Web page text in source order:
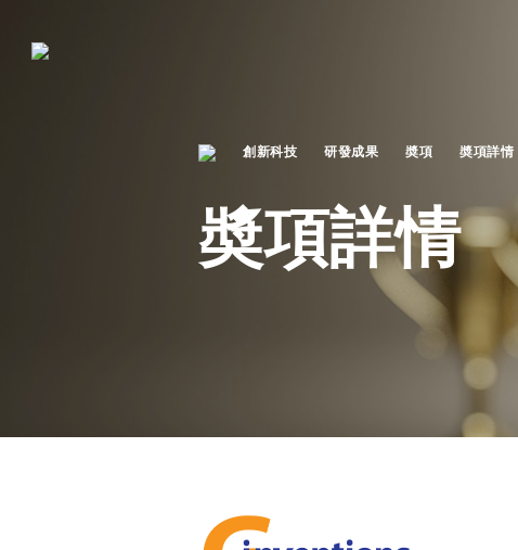
創新科技 研發成果 奬項 奬項詳情
奬項詳情